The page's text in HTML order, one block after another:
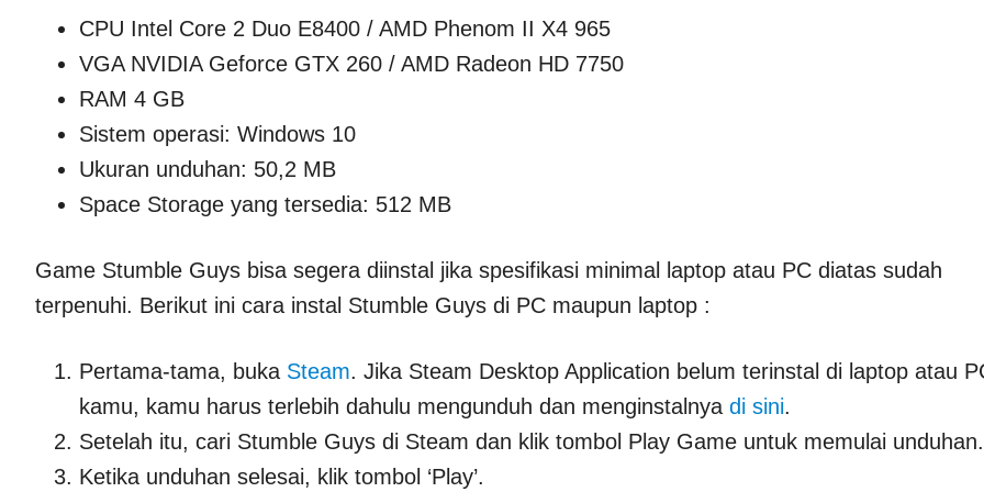
CPU Intel Core 2 Duo E8400 / AMD Phenom II X4 965
VGA NVIDIA Geforce GTX 260 / AMD Radeon HD 7750
RAM 4 GB
Sistem operasi: Windows 10
Ukuran unduhan: 50,2 MB
Space Storage yang tersedia: 512 MB
Game Stumble Guys bisa segera diinstal jika spesifikasi minimal laptop atau PC diatas sudah
terpenuhi. Berikut ini cara instal Stumble Guys di PC maupun laptop :
Pertama-tama, buka Steam. Jika Steam Desktop Application belum terinstal di laptop atau
kamu, kamu harus terlebih dahulu mengunduh dan menginstalnya di sini.
Setelah itu, cari Stumble Guys di Steam dan klik tombol Play Game untuk memulai unduhan.
Ketika unduhan selesai, klik tombol ‘Play’.